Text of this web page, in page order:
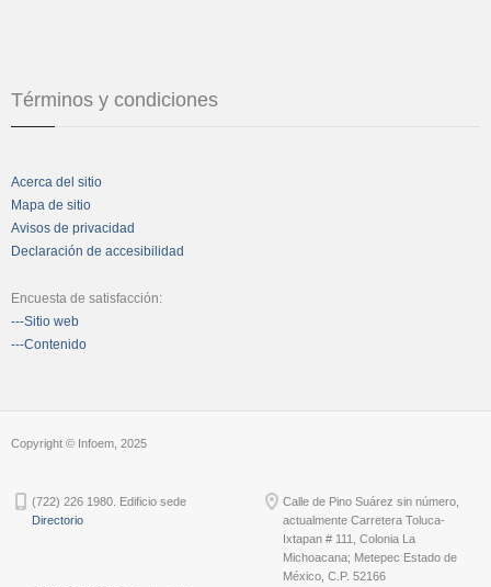
Términos y condiciones
Acerca del sitio
Mapa de sitio
Avisos de privacidad
Declaración de accesibilidad
Encuesta de satisfacción:
---Sitio web
---Contenido
Copyright © Infoem, 2025
(722) 226 1980. Edificio sede
Directorio
Calle de Pino Suárez sin número,
actualmente Carretera Toluca-
Ixtapan # 111, Colonia La
Michoacana; Metepec Estado de
México, C.P. 52166